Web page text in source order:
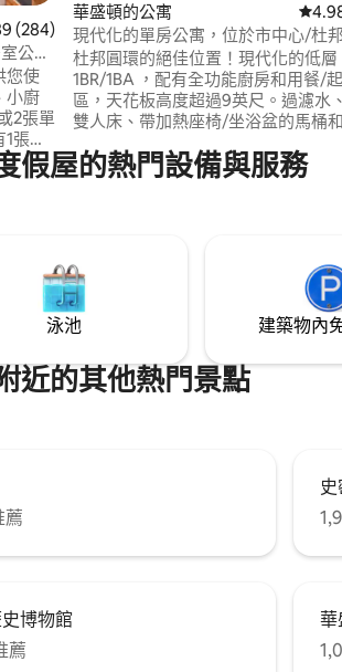
則評價中獲得 4.89 的平均評分（滿分 5 分）
(284)
公
您使
小廚
2張單
張雙
額外
3英
華盛頓的公寓 從
現代化的單房公寓，位於市中心/杜
杜邦圓環的絕佳位置！現代化的低層
1BR/1BA ，配有全功能廚房和用餐/
區，天花板高度超過9英尺。過濾水
雙人床、帶加熱座椅/坐浴盆的馬桶
行即可抵達餐廳、雜貨店、購物、公
娛樂等！步行不到10分鐘即可抵達杜
數：91，自行車分數：94。
假屋的熱門設備與服務
泳池 建築物內
近的其他熱門景點
薦
博物館
薦
華